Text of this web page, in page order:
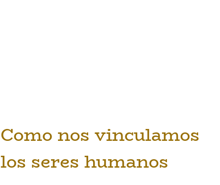
Como nos vinculamos
los seres humanos